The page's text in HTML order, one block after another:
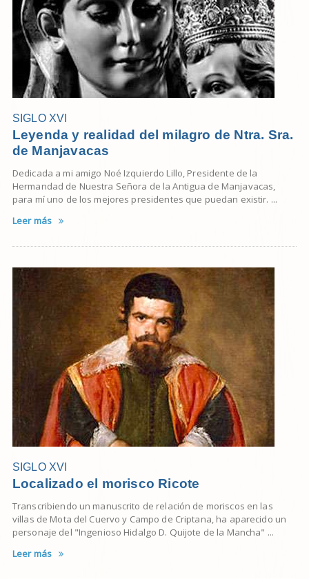
SIGLO XVI
Leyenda y realidad del milagro de Ntra. Sra.
de Manjavacas
Dedicada a mi amigo Noé Izquierdo Lillo, Presidente de la
Hermandad de Nuestra Señora de la Antigua de Manjavacas,
para mí uno de los mejores presidentes que puedan existir. ...
Leer más
SIGLO XVI
Localizado el morisco Ricote
Transcribiendo un manuscrito de relación de moriscos en las
villas de Mota del Cuervo y Campo de Criptana, ha aparecido un
personaje del "Ingenioso Hidalgo D. Quijote de la Mancha" ...
Leer más